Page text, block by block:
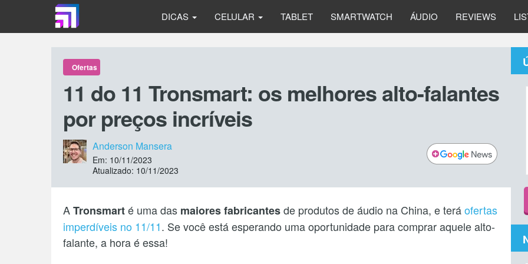
DICAS CELULAR TABLET SMARTWATCH ÁUDIO REVIEWS
Ofertas
11 do 11 Tronsmart: os melhores alto-falantes
por preços incríveis
Anderson Mansera
Em: 10/11/2023
Atualizado: 10/11/2023
ATronsmarté uma das maiores fabricantesde produtos de áudio na China, e teráofertas
imperdíveis no 11/11. Se você está esperando uma oportunidade para comprar aquele alto-
falante, a hora é essa!